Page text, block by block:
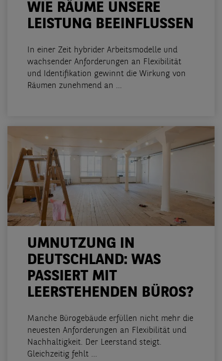
WIE RÄUME UNSERE
LEISTUNG BEEINFLUSSEN
In einer Zeit hybrider Arbeitsmodelle und
wachsender Anforderungen an Flexibilität
und Identifikation gewinnt die Wirkung von
Räumen zunehmend an ...
UMNUTZUNG IN
DEUTSCHLAND: WAS
PASSIERT MIT
LEERSTEHENDEN BÜROS?
Manche Bürogebäude erfüllen nicht mehr die
neuesten Anforderungen an Flexibilität und
Nachhaltigkeit. Der Leerstand steigt.
Gleichzeitig fehlt ...